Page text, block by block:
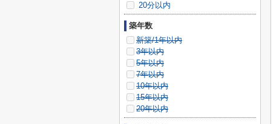
20分以内
築年数
新築/1年以内
3年以内
5年以内
7年以内
10年以内
15年以内
20年以内